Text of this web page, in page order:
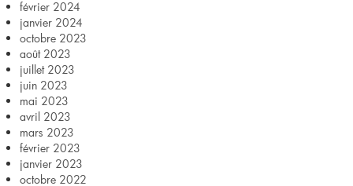
février 2024
janvier 2024
octobre 2023
août 2023
juillet 2023
juin 2023
mai 2023
avril 2023
mars 2023
février 2023
janvier 2023
octobre 2022